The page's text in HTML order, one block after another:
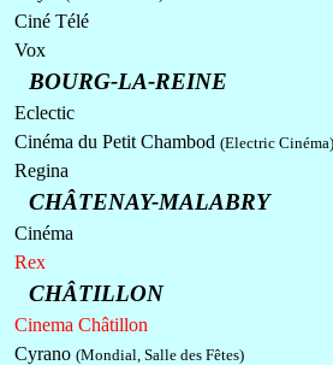
Ciné Télé
Vox
BOURG-LA-REINE
Eclectic
Cinéma du Petit Chambod (Electric Cinéma)
Regina
CHÂTENAY-MALABRY
Cinéma
Rex
CHÂTILLON
Cinema Châtillon
Cyrano (Mondial, Salle des Fêtes)